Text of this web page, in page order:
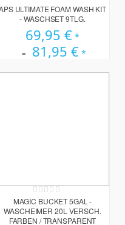
100%
ULTIMATE FOAM WASH KIT
- WASCHSET 9TLG.
69,95 €
81,95 €
Rating:
0%
MAGIC BUCKET 5GAL -
WASCHEIMER 20L VERSCH.
FARBEN / TRANSPARENT